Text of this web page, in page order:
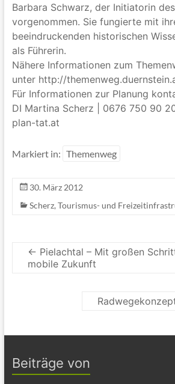
Barbara Schwarz, der Initiatorin
vorgenommen. Sie fungierte mit
beeindruckenden historischen
als Führerin.
Nähere Informationen zum
unter http://
Für Informationen zur Planung
DI Martina Scherz | 0676 750 90
plan-tat.at
Markiert in: Themenweg
30. März 2012
Scherz, Tourismus- und
← Pielachtal – Mit großen
mobile Zukunft
Beiträge von